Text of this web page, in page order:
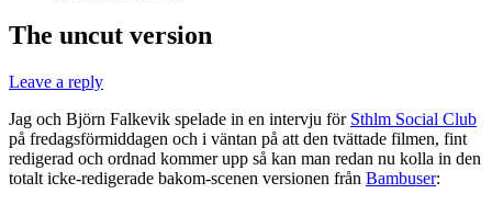
The uncut version
Leave a reply
Jag och Björn Falkevik spelade in en intervju för Sthlm Social Club
på fredagsförmiddagen och i väntan på att den tvättade filmen, fint
redigerad och ordnad kommer upp så kan man redan nu kolla in den
totalt icke-redigerade bakom-scenen versionen från Bambuser: